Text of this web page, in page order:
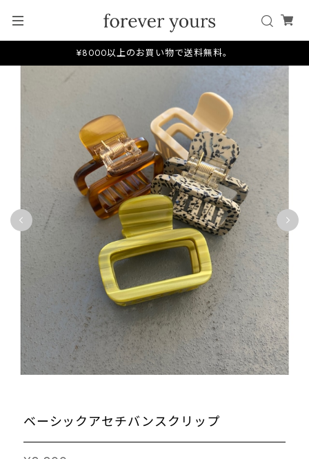
¥8000以上のお買い物で送料無料。
ベーシックアセチバンスクリップ